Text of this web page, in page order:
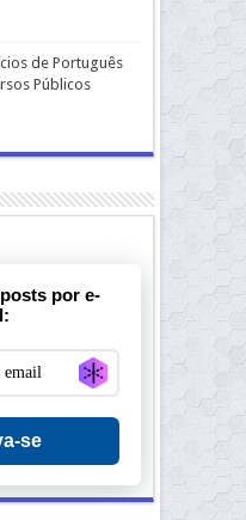
de Português
Públicos
por e-
Generate new
se